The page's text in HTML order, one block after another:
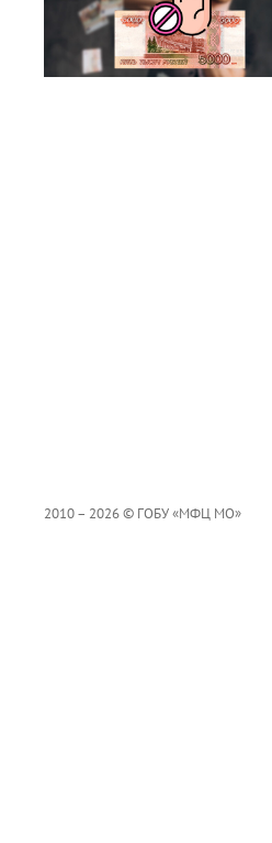
2010 – 2026 © ГОБУ «МФЦ МО»